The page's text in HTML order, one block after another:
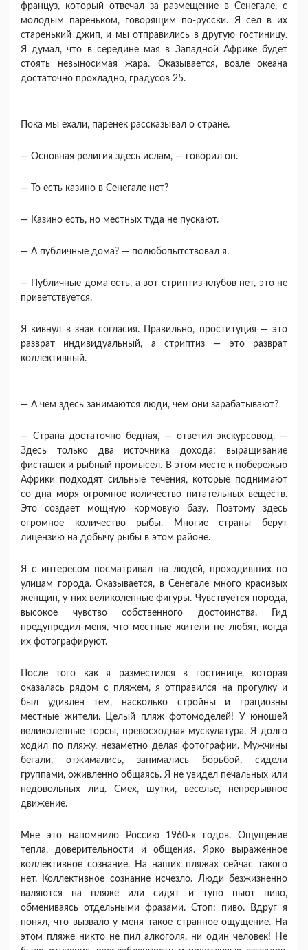
француз, который отвечал за размеще­ние в Сенегале, с
молодым пареньком, говорящим по-русски. Я сел в их
старенький джип, и мы отпра­вились в другую гостиницу.
Я думал, что в середине мая в Западной Африке будет
стоять невыносимая жара. Оказывается, возле океана
достаточно про­хладно, градусов 25.
Пока мы ехали, паренек рассказывал о стране.
— Основная религия здесь ислам, — говорил он.
— То есть казино в Сенегале нет?
— Казино есть, но местных туда не пускают.
— А публичные дома? — полюбопытствовал я.
— Публичные дома есть, а вот стриптиз-клубов нет, это не
приветствуется.
Я кивнул в знак согласия. Правильно, проститу­ция — это
разврат индивидуальный, а стриптиз — это разврат
коллективный.
— А чем здесь занимаются люди, чем они зараба­тывают?
— Страна достаточно бедная, — ответил экскур­совод. —
Здесь только два источника дохода: выра­щивание
фисташек и рыбный промысел. В этом мес­те к побережью
Африки подходят сильные течения, которые поднимают
со дна моря огромное количест­во питательных веществ.
Это создает мощную кормо­вую базу. Поэтому здесь
огромное количество рыбы. Многие страны берут
лицензию на добычу рыбы в этом районе.
Я с интересом посматривал на людей, проходив­ших по
улицам города. Оказывается, в Сенегале много красивых
женщин, у них великолепные фигу­ры. Чувствуется порода,
высокое чувство собствен­ного достоинства. Гид
предупредил меня, что мест­ные жители не любят, когда
их фотографируют.
После того как я разместился в гостинице, кото­рая
оказалась рядом с пляжем, я отправился на про­гулку и
был удивлен тем, насколько стройны и гра­циозны
местные жители. Целый пляж фотомоделей! У юношей
великолепные торсы, превосходная мус­кулатура. Я долго
ходил по пляжу, незаметно делая фотографии. Мужчины
бегали, отжимались, занима­лись борьбой, сидели
группами, оживленно общаясь. Я не увидел печальных или
недовольных лиц. Смех, шутки, веселье, непрерывное
движение.
Мне это напомнило Россию 1960-х годов. Ощуще­ние
тепла, доверительности и общения. Ярко выра­женное
коллективное сознание. На наших пляжах сейчас такого
нет. Коллективное сознание исчезло. Люди безжизненно
валяются на пляже или сидят и тупо пьют пиво,
обмениваясь отдельными фразами. Стоп: пиво. Вдруг я
понял, что вызвало у меня такое странное ощущение. На
этом пляже никто не пил ал­коголя, ни один человек! Не